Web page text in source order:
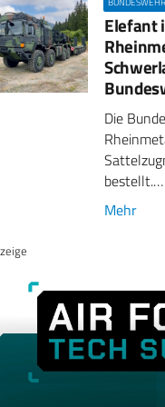
Elefant
Die
bestellt.…
Mehr